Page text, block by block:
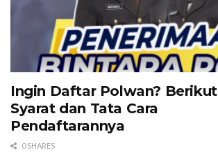
Ingin Daftar Polwan? Berikut
Syarat dan Tata Cara
Pendaftarannya
0 SHARES